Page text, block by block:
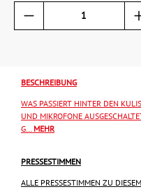
BESCHREIBUNG
WAS PASSIERT HINTER DEN
UND MIKROFONE
G… MEHR
PRESSESTIMMEN
ALLE PRESSESTIMMEN ZU